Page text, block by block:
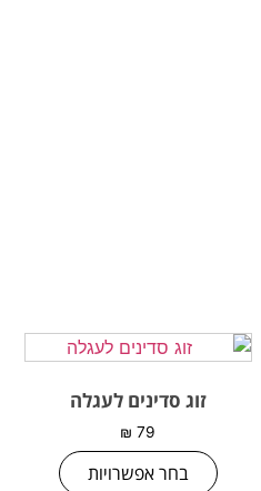
זוג סדינים לעגלה
₪ 79
בחר אפשרויות